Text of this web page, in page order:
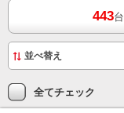
443台
全てチェック